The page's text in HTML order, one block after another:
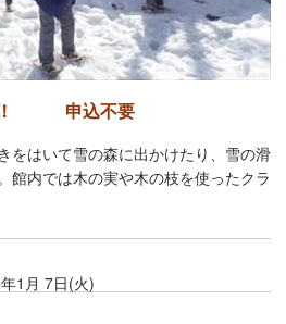
！ 申込不要
をはいて雪の森に出かけたり、雪の滑
館内では木の実や木の枝を使ったクラ
1月 7日(火)